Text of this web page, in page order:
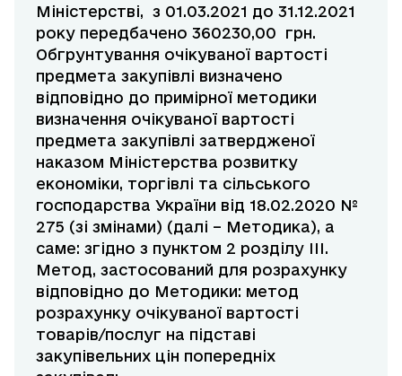
Міністерстві, з 01.03.2021 до 31.12.2021
року передбачено 360230,00 грн.
Обгрунтування очікуваної вартості
предмета закупівлі визначено
відповідно до примірної методики
визначення очікуваної вартості
предмета закупівлі затвердженої
наказом Міністерства розвитку
економіки, торгівлі та сільського
господарства України від 18.02.2020 №
275 (зі змінами) (далі – Методика), а
саме: згідно з пунктом 2 розділу III.
Метод, застосований для розрахунку
відповідно до Методики: метод
розрахунку очікуваної вартості
товарів/послуг на підставі
закупівельних цін попередніх